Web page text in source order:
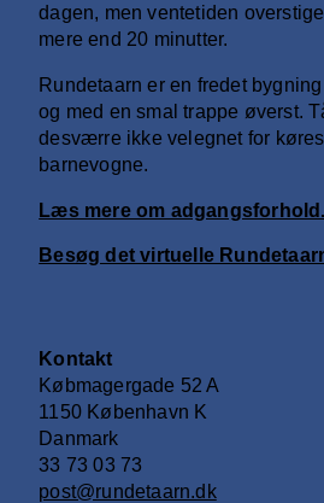
dagen, men ventetiden
mere end 20 minutter.
Rundetaarn er en fredet
og med en smal trappe øverst.
desværre ikke velegnet for
barnevogne.
Læs mere om adgangsforhold.
Besøg det virtuelle
Kontakt
Købmagergade 52 A
1150 København K
Danmark
33 73 03 73
post@rundetaarn.dk